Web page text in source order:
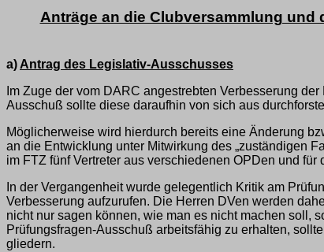
Anträge an die Clubversammlung und
a)Antrag des Legislativ-Ausschusses
Im Zuge der vom DARC angestrebten Verbesserung
Ausschuß sollte diese daraufhin von sich aus
Möglicherweise wird hierdurch bereits eine Änderung
an die Entwicklung unter Mitwirkung des „zuständigen
im FTZ fünf Vertreter aus verschiedenen OPDen und
In der Vergangenheit wurde gelegentlich Kritik am
Verbesserung aufzurufen. Die Herren DVen werden
nicht nur sagen können, wie man es nicht machen soll,
Prüfungsfragen-Ausschuß arbeitsfähig zu erhalten,
gliedern.